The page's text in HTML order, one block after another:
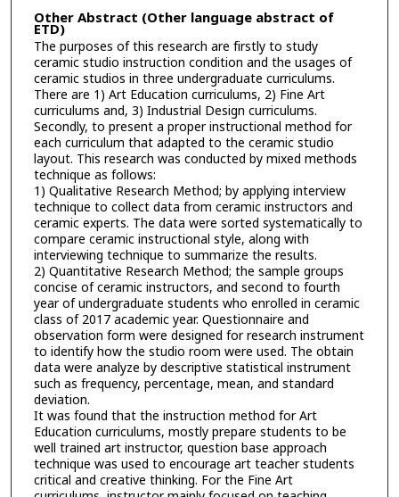
Other Abstract (Other language abstract of
ETD)
The purposes of this research are firstly to study
ceramic studio instruction condition and the usages of
ceramic studios in three undergraduate curriculums.
There are 1) Art Education curriculums, 2) Fine Art
curriculums and, 3) Industrial Design curriculums.
Secondly, to present a proper instructional method for
each curriculum that adapted to the ceramic studio
layout. This research was conducted by mixed methods
technique as follows:
1) Qualitative Research Method; by applying interview
technique to collect data from ceramic instructors and
ceramic experts. The data were sorted systematically to
compare ceramic instructional style, along with
interviewing technique to summarize the results.
2) Quantitative Research Method; the sample groups
concise of ceramic instructors, and second to fourth
year of undergraduate students who enrolled in ceramic
class of 2017 academic year. Questionnaire and
observation form were designed for research instrument
to identify how the studio room were used. The obtain
data were analyze by descriptive statistical instrument
such as frequency, percentage, mean, and standard
deviation.
It was found that the instruction method for Art
Education curriculums, mostly prepare students to be
well trained art instructor, question base approach
technique was used to encourage art teacher students
critical and creative thinking. For the Fine Art